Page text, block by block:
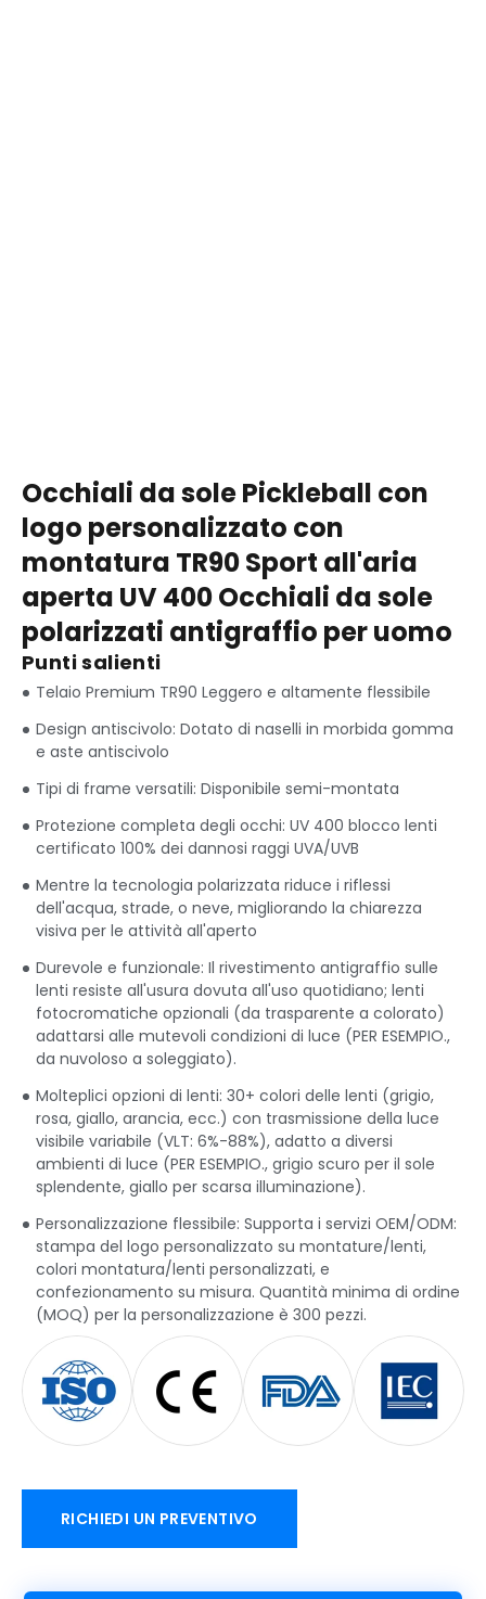
Occhiali da sole Pickleball con
logo personalizzato con
montatura TR90 Sport all'aria
aperta UV 400 Occhiali da sole
polarizzati antigraffio per uomo
Punti salienti
Telaio Premium TR90 Leggero e altamente flessibile
Design antiscivolo: Dotato di naselli in morbida gomma
e aste antiscivolo
Tipi di frame versatili: Disponibile semi-montata
Protezione completa degli occhi: UV 400 blocco lenti
certificato 100% dei dannosi raggi UVA/UVB
Mentre la tecnologia polarizzata riduce i riflessi
dell'acqua, strade, o neve, migliorando la chiarezza
visiva per le attività all'aperto
Durevole e funzionale: Il rivestimento antigraffio sulle
lenti resiste all'usura dovuta all'uso quotidiano; lenti
fotocromatiche opzionali (da trasparente a colorato)
adattarsi alle mutevoli condizioni di luce (PER ESEMPIO.,
da nuvoloso a soleggiato).
Molteplici opzioni di lenti: 30+ colori delle lenti (grigio,
rosa, giallo, arancia, ecc.) con trasmissione della luce
visibile variabile (VLT: 6%-88%), adatto a diversi
ambienti di luce (PER ESEMPIO., grigio scuro per il sole
splendente, giallo per scarsa illuminazione).
Personalizzazione flessibile: Supporta i servizi OEM/ODM:
stampa del logo personalizzato su montature/lenti,
colori montatura/lenti personalizzati, e
confezionamento su misura. Quantità minima di ordine
(MOQ) per la personalizzazione è 300 pezzi.
RICHIEDI UN PREVENTIVO